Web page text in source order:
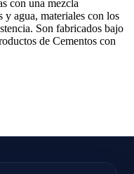
con una mezcla
y agua, materiales con los
Son fabricados bajo
de Cementos con